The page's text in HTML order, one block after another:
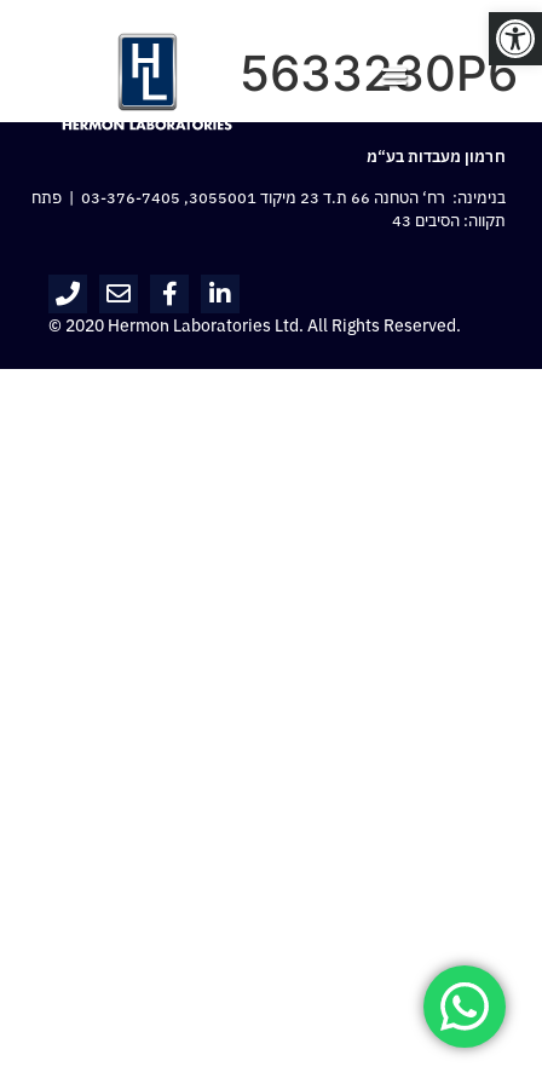
פתח סרגל נגישות
5633230P6
חרמון מעבדות בע“מ
בנימינה: רח‘ הטחנה 66 ת.ד 23 מיקוד 3055001,
03-376-7405 | פתח
תקווה: הסיבים 43
© 2020 Hermon Laboratories Ltd. All Rights Reserved.